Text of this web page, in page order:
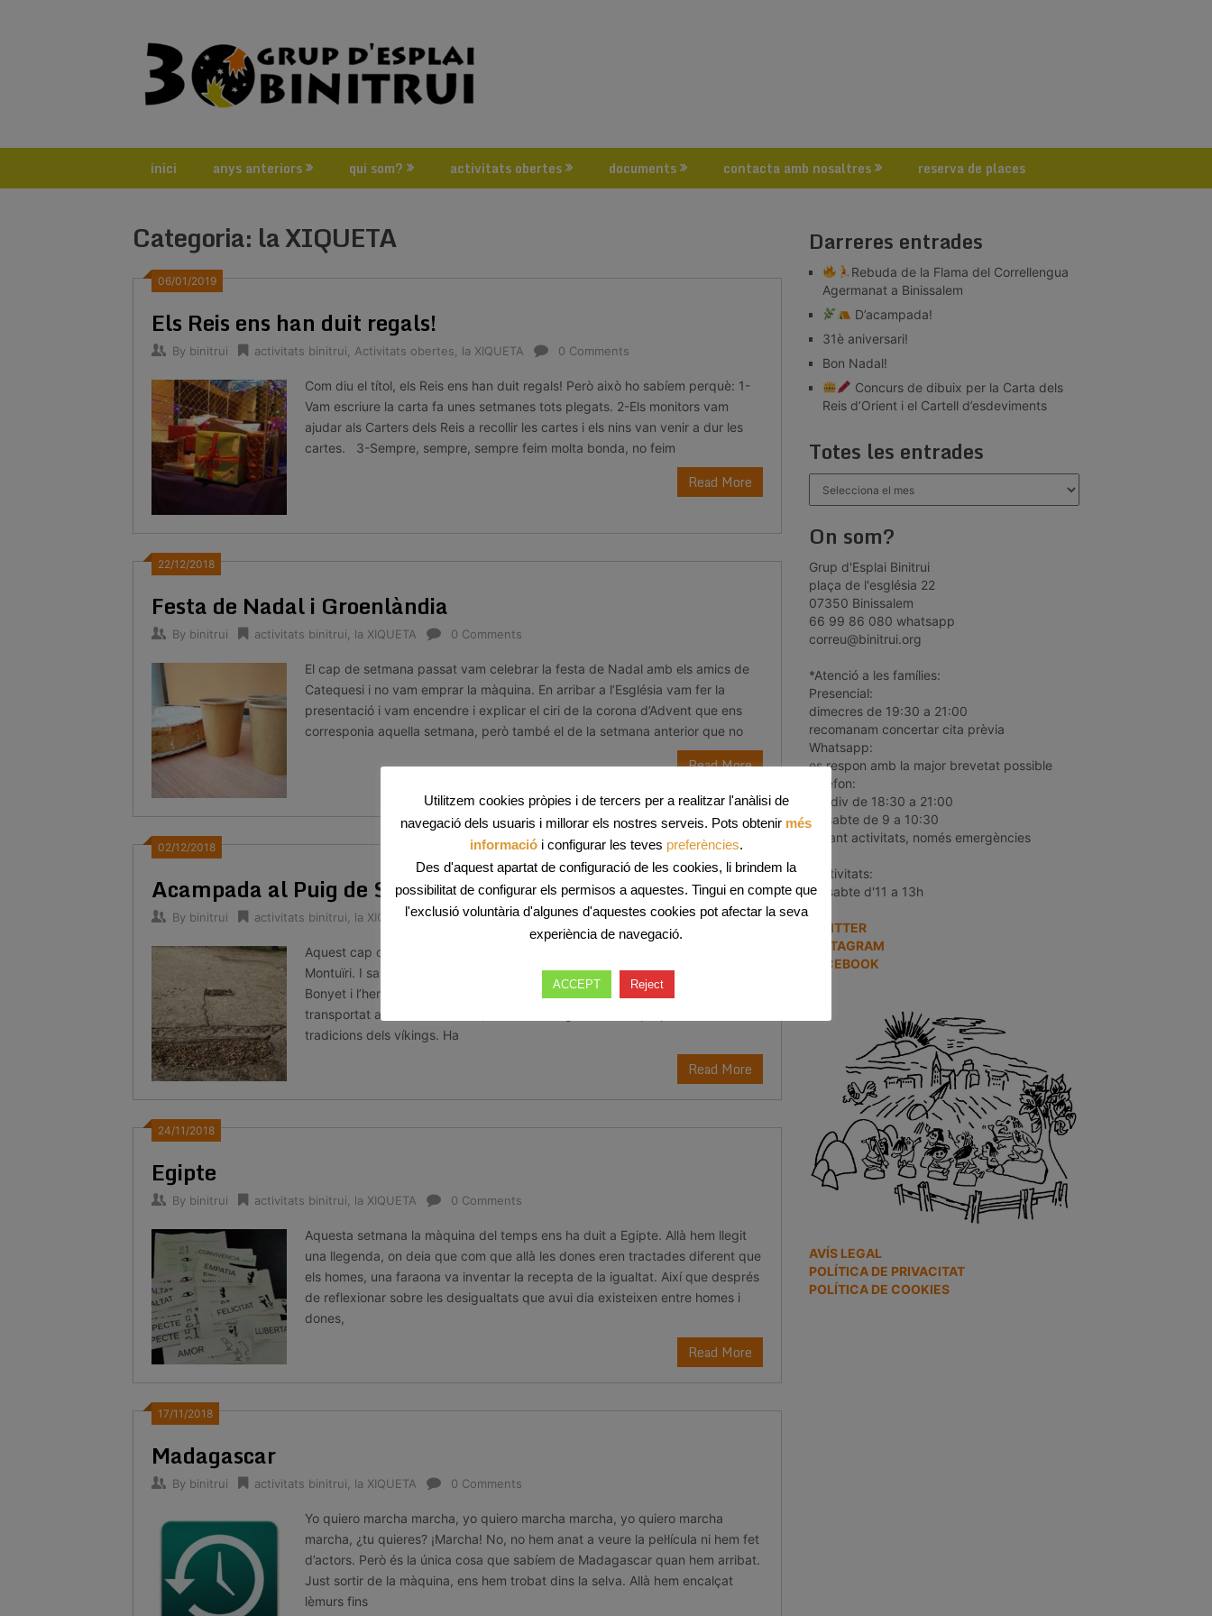
inici anys anteriors qui som? activitats obertes documents contacta amb nosaltres reserva de places
Categoria: la XIQUETA
06/01/2019
Els Reis ens han duit regals!
By binitrui activitats binitrui Activitats obertes la XIQUETA 0 Comments
Com diu el títol, els Reis ens han duit regals! Però això ho sabíem perquè: 1-
Vam escriure la carta fa unes setmanes tots plegats. 2-Els monitors vam
ajudar als Carters dels Reis a recollir les cartes i els nins van venir a dur les
cartes. 3-Sempre, sempre, sempre feim molta bonda, no feim
Read More
22/12/2018
Festa de Nadal i Groenlàndia
By binitrui activitats binitrui la XIQUETA 0 Comments
El cap de setmana passat vam celebrar la festa de Nadal amb els amics de
Catequesi i no vam emprar la màquina. En arribar a l’Església vam fer la
presentació i vam encendre i explicar el ciri de la corona d’Advent que ens
corresponia aquella setmana, però també el de la setmana anterior que no
Read More
02/12/2018
Acampada al Puig de Sant Miquel
By binitrui activitats binitrui la XIQUETA 0 Comments
Aquest cap de setmana hem partit d’acampada al puig de Sant Miquel, a
Montuïri. I sabeu què? Hem carregat la màquina del temps al remolc d’en
Bonyet i l’hem duit amb nosaltres. Aquesta vegada la maquina ens ha
transportat als Països Nòrdics, on hem conegut de ben aprop les costums i
tradicions dels víkings. Ha
Read More
24/11/2018
Egipte
By binitrui activitats binitrui la XIQUETA 0 Comments
Aquesta setmana la màquina del temps ens ha duit a Egipte. Allà hem llegit
una llegenda, on deia que com que allà les dones eren tractades diferent que
els homes, una faraona va inventar la recepta de la igualtat. Així que després
de reflexionar sobre les desigualtats que avui dia existeixen entre homes i
dones,
Read More
17/11/2018
Madagascar
By binitrui activitats binitrui la XIQUETA 0 Comments
Yo quiero marcha marcha, yo quiero marcha marcha, yo quiero marcha
marcha, ¿tu quieres? ¡Marcha! No, no hem anat a veure la pel·lícula ni hem fet
d’actors. Però és la única cosa que sabíem de Madagascar quan hem arribat.
Just sortir de la màquina, ens hem trobat dins la selva. Allà hem encalçat
lèmurs fins
Darreres entrades
Rebuda de la Flama del Correllengua
Agermanat a Binissalem
D’acampada!
31è aniversari!
Bon Nadal!
Concurs de dibuix per la Carta dels
Reis d’Orient i el Cartell d’esdeviments
Totes les entrades
les
On som?
Grup d'Esplai Binitrui
plaça de l'església 22
07350 Binissalem
66 99 86 080 whatsapp
correu@binitrui.org
*Atenció a les famílies:
Presencial:
dimecres de 19:30 a 21:00
recomanam concertar cita prèvia
Whatsapp:
es respon amb la major brevetat possible
Telèfon:
dill-div de 18:30 a 21:00
dissabte de 9 a 10:30
durant activitats, només emergències
*Activitats:
Dissabte d'11 a 13h
TWITTER
INSTAGRAM
FACEBOOK
AVÍS LEGAL
POLÍTICA DE PRIVACITAT
POLÍTICA DE COOKIES
Utilitzem cookies pròpies i de tercers per a realitzar l'anàlisi de
navegació dels usuaris i millorar els nostres serveis. Pots obtenir més
informaciói configurar les teves preferències.
Des d'aquest apartat de configuració de les cookies, li brindem la
possibilitat de configurar els permisos a aquestes. Tingui en compte que
l'exclusió voluntària d'algunes d'aquestes cookies pot afectar la seva
experiència de navegació.
ACCEPT Reject